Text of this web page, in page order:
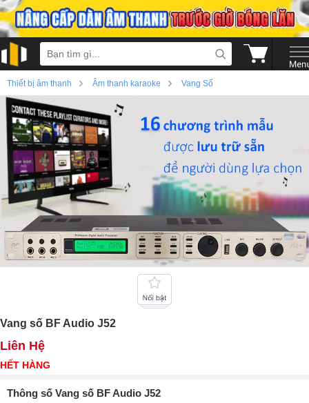
Thiết bị âm thanh › Âm thanh karaoke › Vang Số
Vang số BF Audio J52
Liên Hệ
HẾT HÀNG
Thông số Vang số BF Audio J52